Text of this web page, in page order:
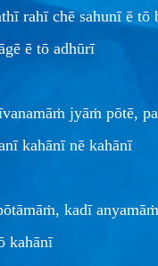
rahī chē sahunī ē tō
ē tō adhūrī
jyāṁ pōtē,
kahānī nē kahānī
kadī
kahānī